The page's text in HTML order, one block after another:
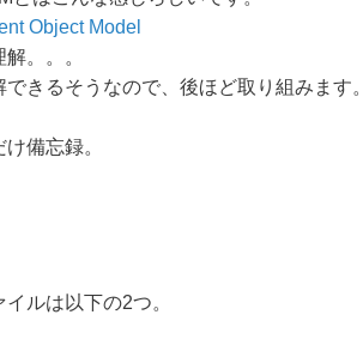
Object Model
。。。
きるそうなので、後ほど取り組みます。
備忘録。
ルは以下の2つ。